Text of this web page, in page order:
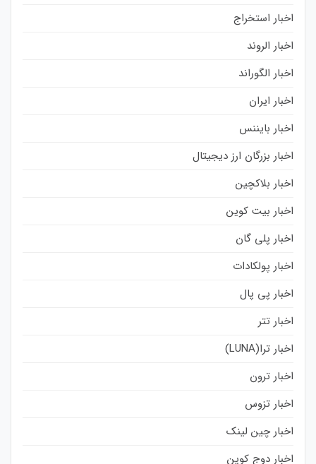
اخبار استخراج
اخبار الروند
اخبار الگوراند
اخبار ایران
اخبار بایننس
اخبار بزرگان ارز دیجیتال
اخبار بلاکچین
اخبار بیت کوین
اخبار پلی گان
اخبار پولکادات
اخبار پی پال
اخبار تتر
اخبار ترا(LUNA)
اخبار ترون
اخبار تزوس
اخبار چین لینک
اخبار دوج کوین